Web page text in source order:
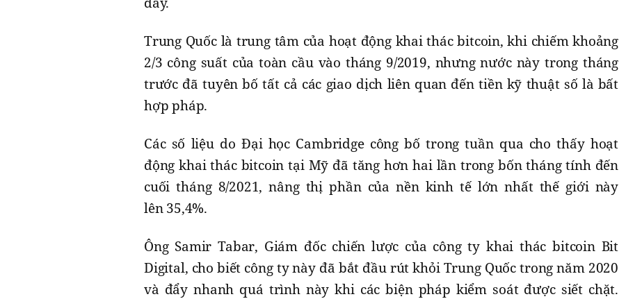
Trung Quốc là trung tâm của hoạt động khai thác bitcoin, khi chiếm khoảng
2/3 công suất của toàn cầu vào tháng 9/2019, nhưng nước này trong tháng
trước đã tuyên bố tất cả các giao dịch liên quan đến tiền kỹ thuật số là bất
hợp pháp.
Các số liệu do Đại học Cambridge công bố trong tuần qua cho thấy hoạt
động khai thác bitcoin tại Mỹ đã tăng hơn hai lần trong bốn tháng tính đến
cuối tháng 8/2021, nâng thị phần của nền kinh tế lớn nhất thế giới này
lên 35,4%.
Ông Samir Tabar, Giám đốc chiến lược của công ty khai thác bitcoin Bit
Digital, cho biết công ty này đã bắt đầu rút khỏi Trung Quốc trong năm 2020
và đẩy nhanh quá trình này khi các biện pháp kiểm soát được siết chặt.